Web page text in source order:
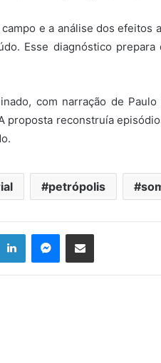
e a análise dos efeitos
Esse diagnóstico
com narração de
reconstruía
petrópolis